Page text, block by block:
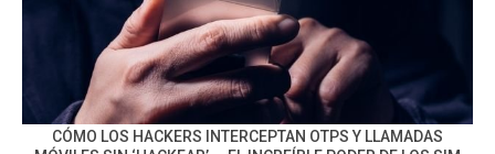
CÓMO LOS HACKERS INTERCEPTAN OTPS Y LLAMADAS